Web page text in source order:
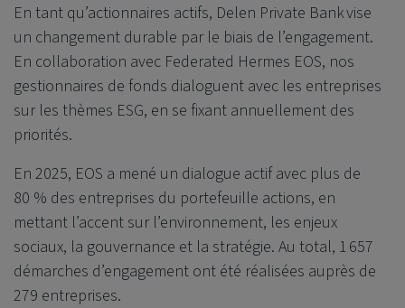
En tant qu’actionnaires actifs, Delen Private Bankvise
un changement durable par le biais de l’engagement.
En collaboration avec Federated Hermes EOS, nos
gestionnaires de fonds dialoguent avec les entreprises
sur les thèmes ESG, en se fixant annuellement des
priorités.
En 2025, EOS a mené un dialogue actif avec plus de
80 % des entreprises du portefeuille actions, en
mettant l’accent sur l’environnement, les enjeux
sociaux, la gouvernance et la stratégie. Au total, 1 657
démarches d’engagement ont été réalisées auprès de
279 entreprises.